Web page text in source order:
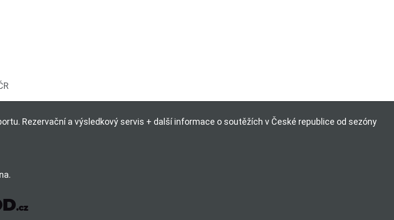
Rezervační a výsledkový servis + další informace o soutěžích v České republice od sezóny